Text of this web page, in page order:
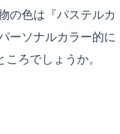
の色は『パステルカ
ーソナルカラー的に
ろでしょうか。